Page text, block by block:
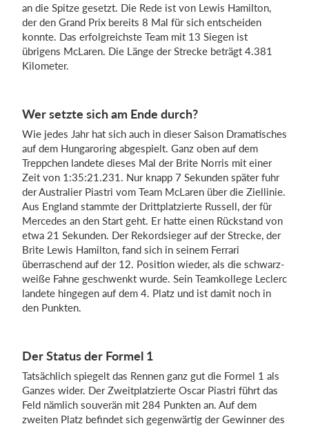
an die Spitze gesetzt. Die Rede ist von Lewis Hamilton,
der den Grand Prix bereits 8 Mal für sich entscheiden
konnte. Das erfolgreichste Team mit 13 Siegen ist
übrigens McLaren. Die Länge der Strecke beträgt 4.381
Kilometer.
Wer setzte sich am Ende durch?
Wie jedes Jahr hat sich auch in dieser Saison Dramatisches
auf dem Hungaroring abgespielt. Ganz oben auf dem
Treppchen landete dieses Mal der Brite Norris mit einer
Zeit von 1:35:21.231. Nur knapp 7 Sekunden später fuhr
der Australier Piastri vom Team McLaren über die Ziellinie.
Aus England stammte der Drittplatzierte Russell, der für
Mercedes an den Start geht. Er hatte einen Rückstand von
etwa 21 Sekunden. Der Rekordsieger auf der Strecke, der
Brite Lewis Hamilton, fand sich in seinem Ferrari
überraschend auf der 12. Position wieder, als die schwarz-
weiße Fahne geschwenkt wurde. Sein Teamkollege Leclerc
landete hingegen auf dem 4. Platz und ist damit noch in
den Punkten.
Der Status der Formel 1
Tatsächlich spiegelt das Rennen ganz gut die Formel 1 als
Ganzes wider. Der Zweitplatzierte Oscar Piastri führt das
Feld nämlich souverän mit 284 Punkten an. Auf dem
zweiten Platz befindet sich gegenwärtig der Gewinner des